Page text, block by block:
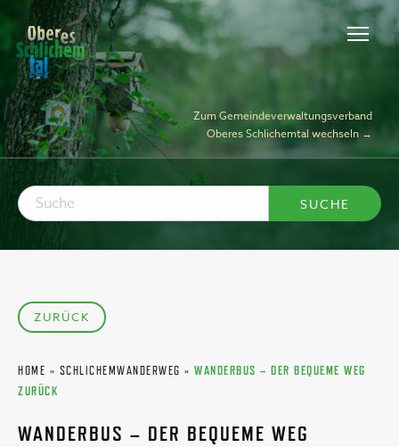
Zum Gemeindeverwaltungsverband
Oberes Schlichemtal wechseln →
ZURÜCK
HOME » SCHLICHEMWANDERWEG » WANDERBUS – DER BEQUEME WEG
ZURÜCK
WANDERBUS – DER BEQUEME WEG